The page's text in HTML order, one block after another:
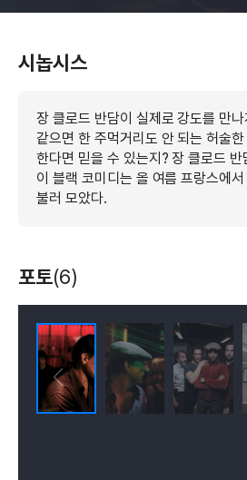
시놉시스
장 클로드 반담이 실제로 강도를 만
같으면 한 주먹거리도 안 되는 허술
한다면 믿을 수 있는지? 장 클로드
이 블랙 코미디는 올 여름 프랑스에
불러 모았다.
포토(6)